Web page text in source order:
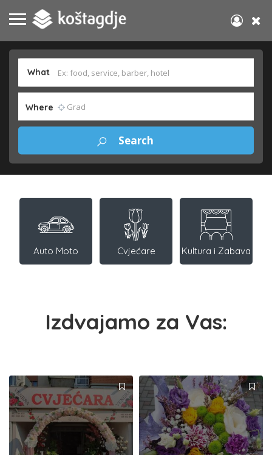
What
Where
Auto Moto Cvjećare Kultura i Zabava
Izdvajamo za Vas: